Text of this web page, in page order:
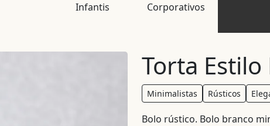
Infantis
Corporativos
Torta Estilo
Minimalistas Rústicos
Bolo rústico. Bolo branco